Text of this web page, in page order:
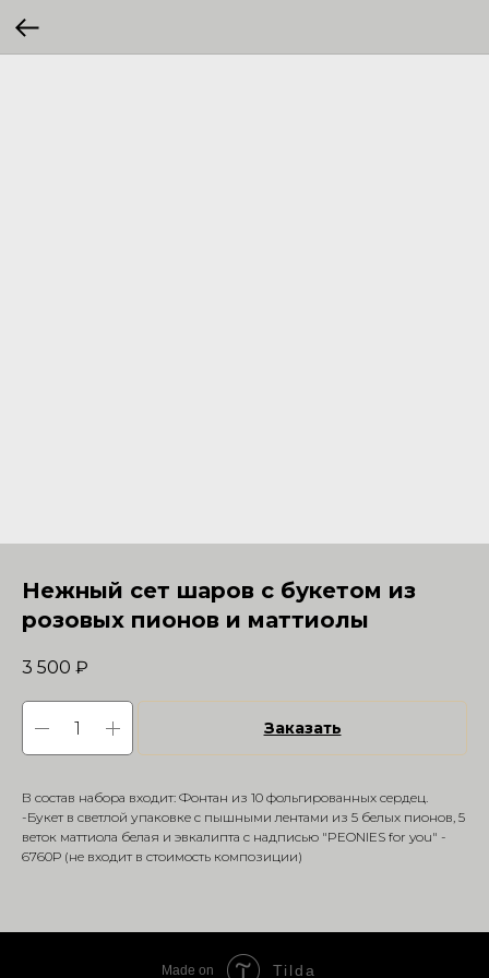
Нежный сет шаров с букетом из
розовых пионов и маттиолы
3 500 ₽
Заказать
В состав набора входит: Фонтан из 10 фольгированных сердец.
-Букет в светлой упаковке с пышными лентами из 5 белых пионов, 5
веток маттиола белая и эвкалипта с надписью "PEONIES for you" -
6760Р (не входит в стоимость композиции)
Made on Tilda